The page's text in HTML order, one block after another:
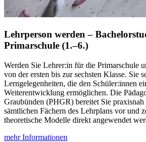
Lehrperson werden –
Primarschule (1.–6.)
Werden Sie Lehrer:in für die Primarschule
von der ersten bis zur sechsten Klasse. Sie
Lerngelegenheiten, die den Schüler:innen
Weiterentwicklung ermöglichen. Die
Graubünden (PHGR) bereitet Sie
sämtlichen Fächern des Lehrplans vor und
theoretische Modelle direkt angewendet
mehr Informationen